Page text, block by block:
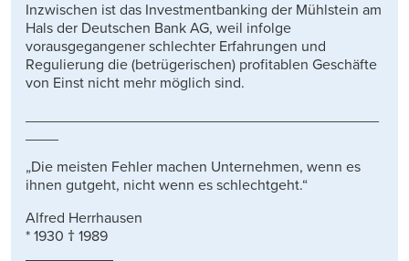
Inzwischen ist das Investmentbanking der Mühlstein am
Hals der Deutschen Bank AG, weil infolge
vorausgegangener schlechter Erfahrungen und
Regulierung die (betrügerischen) profitablen Geschäfte
von Einst nicht mehr möglich sind.
„Die meisten Fehler machen Unternehmen, wenn es
ihnen gutgeht, nicht wenn es schlechtgeht.“
Alfred Herrhausen
* 1930 † 1989